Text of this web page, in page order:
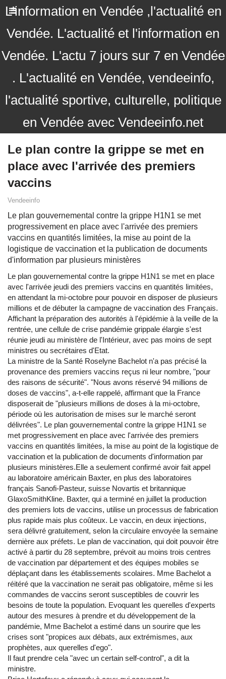
L'information en Vendée ,l'actualité en
Vendée. L'actualité et l'information en
Vendée. L'actu 7 jours sur 7 en Vendée
. L'actualité en Vendée, vendeeinfo,
l'actualité sportive, culturelle, politique
en Vendée avec Vendeeinfo.net
Le plan contre la grippe se met en
place avec l'arrivée des premiers
vaccins
Vendeeinfo
Le plan gouvernemental contre la grippe H1N1 se met
progressivement en place avec l'arrivée des premiers
vaccins en quantités limitées, la mise au point de la
logistique de vaccination et la publication de documents
d'information par plusieurs ministères
Le plan gouvernemental contre la grippe H1N1 se met en place
avec l'arrivée jeudi des premiers vaccins en quantités limitées,
en attendant la mi-octobre pour pouvoir en disposer de plusieurs
millions et de débuter la campagne de vaccination des Français.
Affichant la préparation des autorités à l'épidémie à la veille de la
rentrée, une cellule de crise pandémie grippale élargie s'est
réunie jeudi au ministère de l'Intérieur, avec pas moins de sept
ministres ou secrétaires d'Etat.
La ministre de la Santé Roselyne Bachelot n'a pas précisé la
provenance des premiers vaccins reçus ni leur nombre, "pour
des raisons de sécurité". "Nous avons réservé 94 millions de
doses de vaccins", a-t-elle rappelé, affirmant que la France
disposerait de "plusieurs millions de doses à la mi-octobre,
période où les autorisation de mises sur le marché seront
délivrées". Le plan gouvernemental contre la grippe H1N1 se
met progressivement en place avec l'arrivée des premiers
vaccins en quantités limitées, la mise au point de la logistique de
vaccination et la publication de documents d'information par
plusieurs ministères.Elle a seulement confirmé avoir fait appel
au laboratoire américain Baxter, en plus des laboratoires
français Sanofi-Pasteur, suisse Novartis et britannique
GlaxoSmithKline. Baxter, qui a terminé en juillet la production
des premiers lots de vaccins, utilise un processus de fabrication
plus rapide mais plus coûteux. Le vaccin, en deux injections,
sera délivré gratuitement, selon la circulaire envoyée la semaine
dernière aux préfets. Le plan de vaccination, qui doit pouvoir être
activé à partir du 28 septembre, prévoit au moins trois centres
de vaccination par département et des équipes mobiles se
déplaçant dans les établissements scolaires. Mme Bachelot a
réitéré que la vaccination ne serait pas obligatoire, même si les
commandes de vaccins seront susceptibles de couvrir les
besoins de toute la population. Evoquant les querelles d'experts
autour des mesures à prendre et du développement de la
pandémie, Mme Bachelot a estimé dans un sourire que les
crises sont "propices aux débats, aux extrémismes, aux
prophètes, aux querelles d'ego".
Il faut prendre cela "avec un certain self-control", a dit la
ministre.